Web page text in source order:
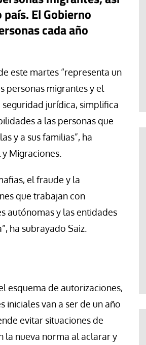
El Gobierno
cada año
este martes “representa un
personas migrantes y el
jurídica, simplifica
a las personas que
y a sus familias”, ha
Migraciones.
el fraude y la
que trabajan con
autónomas y las entidades
ha subrayado Saiz.
esquema de autorizaciones,
iniciales van a ser de un año
evitar situaciones de
la nueva norma al aclarar y
populares y
de Argentina marchan
San Cayetano en demanda de